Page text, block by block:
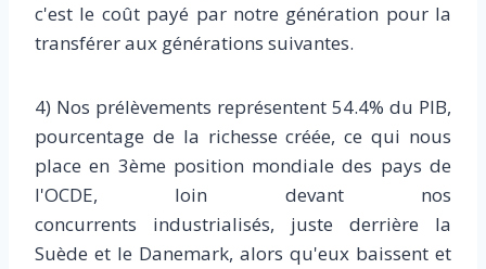
c'est le coût payé par notre génération pour la
transférer aux générations suivantes.
4) Nos prélèvements représentent 54.4% du PIB,
pourcentage de la richesse créée, ce qui nous
place en 3ème position mondiale des pays de
l'OCDE, loin devant nos
concurrents industrialisés, juste derrière la
Suède et le Danemark, alors qu'eux baissent et